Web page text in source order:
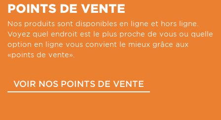
POINTS DE VENTE
Nos produits sont disponibles en ligne et hors ligne.
Voyez quel endroit est le plus proche de vous ou quelle
option en ligne vous convient le mieux grâce aux
«points de vente».
VOIR NOS POINTS DE VENTE